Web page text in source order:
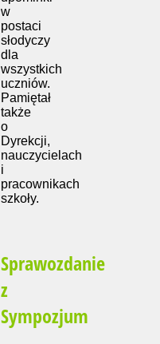
w
postaci
słodyczy
dla
wszystkich
uczniów.
Pamiętał
także
o
Dyrekcji,
nauczycielach
i
pracownikach
szkoły.
Sprawozdanie
z
Sympozjum